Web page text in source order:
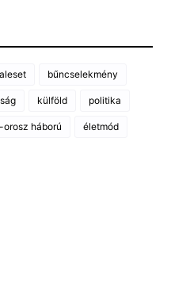
bűncselekmény
külföld politika
orosz háború életmód